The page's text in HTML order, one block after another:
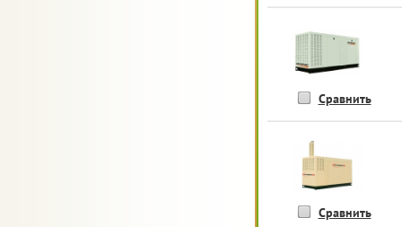
Сравнить
Сравнить